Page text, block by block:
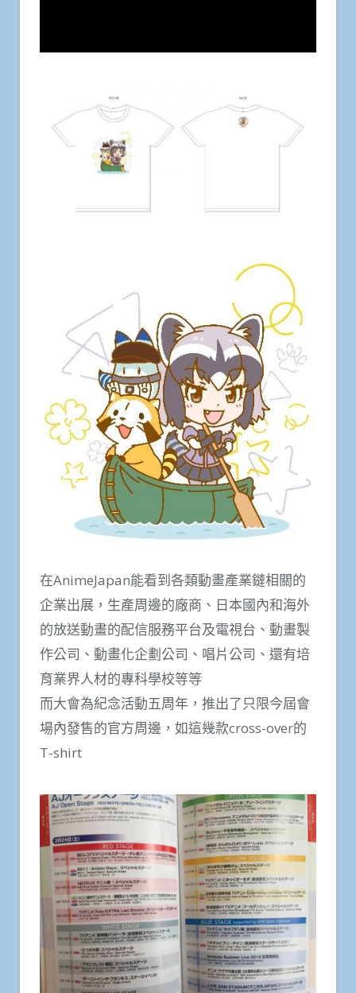
在AnimeJapan能看到各類動畫產業鏈相關的
企業出展，生產周邊的廠商、日本國內和海外
的放送動畫的配信服務平台及電視台、動畫製
作公司、動畫化企劃公司、唱片公司、還有培
育業界人材的專科學校等等
而大會為紀念活動五周年，推出了只限今屆會
場內發售的官方周邊，如這幾款cross-over的
T-shirt